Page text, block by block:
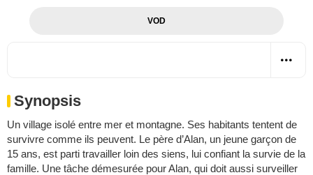
VOD
Synopsis
Un village isolé entre mer et montagne. Ses habitants tentent de
survivre comme ils peuvent. Le père d’Alan, un jeune garçon de
15 ans, est parti travailler loin des siens, lui confiant la survie de la
famille. Une tâche démesurée pour Alan, qui doit aussi surveiller